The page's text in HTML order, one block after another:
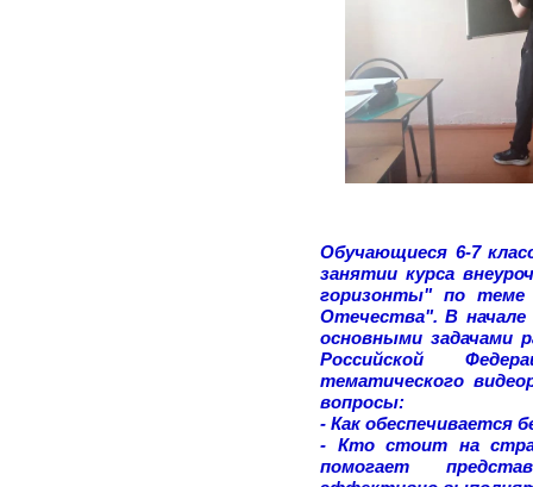
Обучающиеся 6-7
занятии курса
горизонты" по теме
Отечества". В начале
основными задачами
Российской
тематического
вопросы:
- Как обеспечивается
- Кто стоит на
помогает